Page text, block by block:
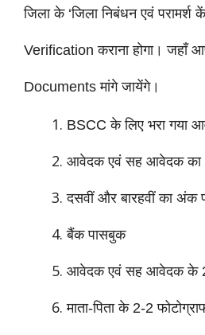
जिला के ‘जिला निबंधन एवं
Verification कराना होगा। जहाँ
Documents मांगे जायेंगे।
BSCC के लिए भरा गया
आवेदक एवं सह आवेदक
दसवीं और बारहवीं का अंक
बैंक पासबुक
आवेदक एवं सह आवेदक के
माता-पिता के 2-2